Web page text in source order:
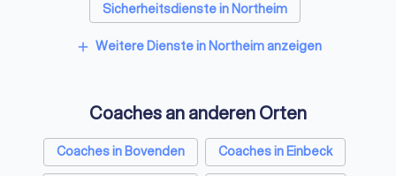
professionals
competencies
internationally
guidelines
for coach-specific
Sicherheitsdienste in Northeim
Freie Redner in Northeim
add Weitere Dienste in Northeim anzeigen
Coaches an anderen Orten
Coaches in Bovenden
Coaches in Einbeck